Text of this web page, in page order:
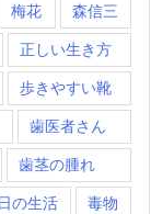
梅花 森信三
正しい生き方
歩きやすい靴
歯医者さん
歯茎の腫れ
の生活 毒物